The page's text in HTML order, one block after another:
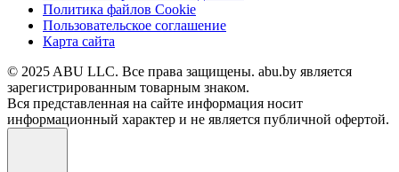
Политика файлов Cookie
Пользовательское соглашение
Карта сайта
© 2025 ABU LLC. Все права защищены. abu.by является
зарегистрированным товарным знаком.
Вся представленная на сайте информация носит
информационный характер и не является публичной офертой.